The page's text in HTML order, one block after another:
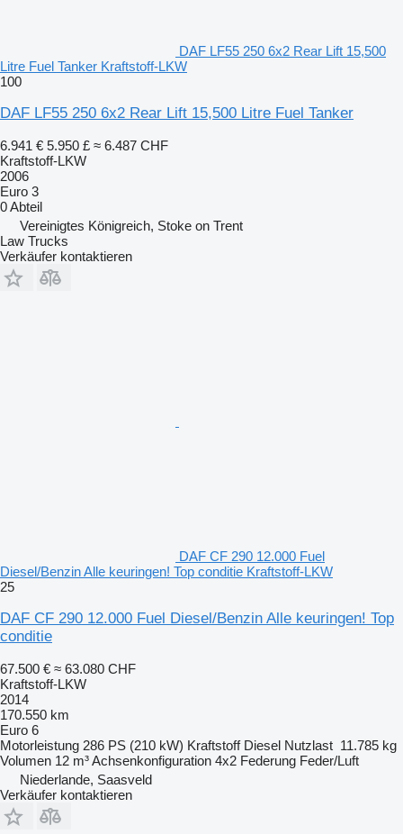
DAF LF55 250 6x2 Rear Lift 15,500
Litre Fuel Tanker Kraftstoff-LKW
100
DAF LF55 250 6x2 Rear Lift 15,500 Litre Fuel Tanker
6.941 € 5.950 £ ≈ 6.487 CHF
Kraftstoff-LKW
2006
Euro 3
0 Abteil
Vereinigtes Königreich, Stoke on Trent
Law Trucks
Verkäufer kontaktieren
DAF CF 290 12.000 Fuel
Diesel/Benzin Alle keuringen! Top conditie Kraftstoff-LKW
25
DAF CF 290 12.000 Fuel Diesel/Benzin Alle keuringen! Top
conditie
67.500 € ≈ 63.080 CHF
Kraftstoff-LKW
2014
170.550 km
Euro 6
Motorleistung 286 PS (210 kW) Kraftstoff Diesel Nutzlast 11.785 kg
Volumen 12 m³Achsenkonfiguration 4x2 Federung Feder/Luft
Niederlande, Saasveld
Verkäufer kontaktieren